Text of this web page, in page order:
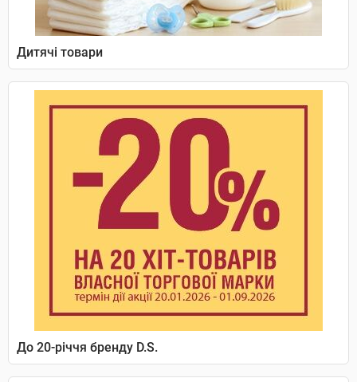
Дитячі товари
До 20-річчя бренду D.S.